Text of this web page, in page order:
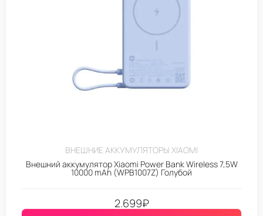
ВНЕШНИЕ АККУМУЛЯТОРЫ XIAOMI
Внешний аккумулятор Xiaomi Power Bank Wireless 7,5W
10000 mAh (WPB1007Z) Голубой
2.699₽